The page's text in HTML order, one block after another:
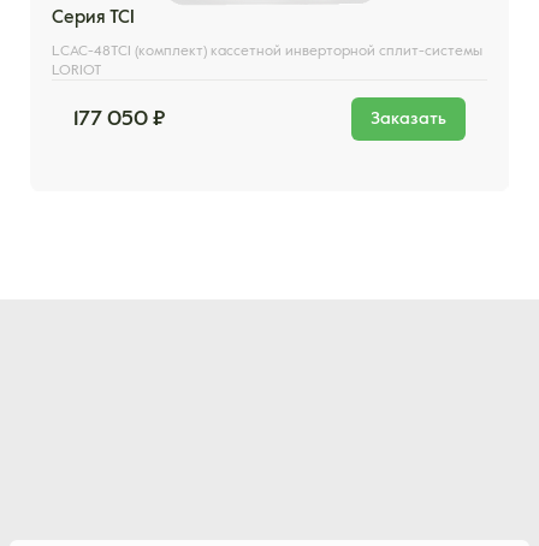
Серия TCI
LСAC-48TСI (комплект) кассетной инверторной сплит-системы
LORIOT
177 050 ₽ Заказать